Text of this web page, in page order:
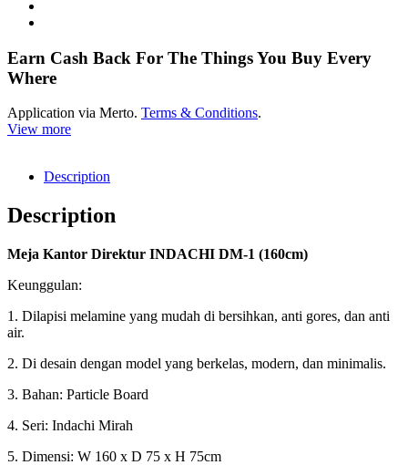
Earn Cash Back For The Things You Buy Every
Where
Application via Merto. Terms & Conditions.
View more
Description
Description
Meja Kantor Direktur INDACHI DM-1 (160cm)
Keunggulan:
1. Dilapisi melamine yang mudah di bersihkan, anti gores, dan anti
air.
2. Di desain dengan model yang berkelas, modern, dan minimalis.
3. Bahan: Particle Board
4. Seri: Indachi Mirah
5. Dimensi: W 160 x D 75 x H 75cm